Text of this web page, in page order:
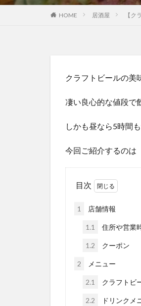
HOME 居酒屋 【ク
クラフトビールの美
凄い良心的な値段で
しかも昼なら5時間
今回ご紹介するのは
目次
1 店舗情報
1.1 住所や営業
1.2 クーポン
2 メニュー
2.1 クラフトビ
2.2 ドリンクメ